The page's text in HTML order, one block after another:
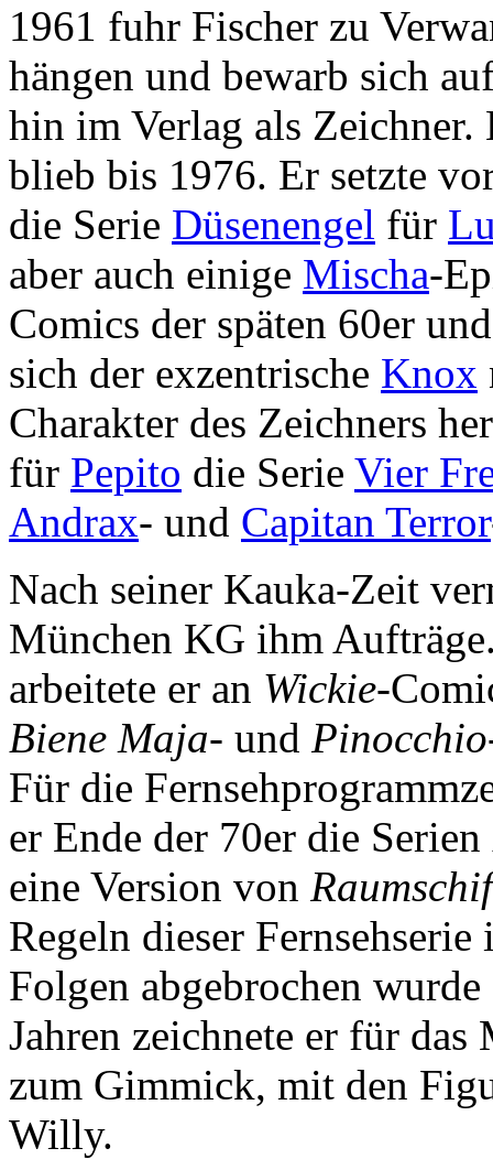
1961 fuhr Fischer zu
hängen und bewarb sich
hin im Verlag als
blieb bis 1976. Er setzte
die Serie Düsenengel für
aber auch einige Mischa-
Comics der späten 60er
sich der exzentrische Knox
Charakter des Zeichners
für Pepito die Serie Vier
Andrax- und Capitan Terror
Nach seiner Kauka-Zeit
München KG ihm
arbeitete er an Wickie-
Biene Maja- und Pinocchio
Für die
er Ende der 70er die Serien
eine Version von
Regeln dieser
Folgen abgebrochen
Jahren zeichnete er für
zum Gimmick, mit den
Willy.